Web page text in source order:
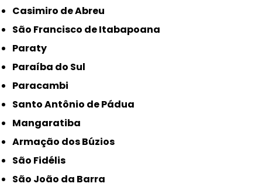
Casimiro de Abreu
São Francisco de Itabapoana
Paraty
Paraíba do Sul
Paracambi
Santo Antônio de Pádua
Mangaratiba
Armação dos Búzios
São Fidélis
São João da Barra